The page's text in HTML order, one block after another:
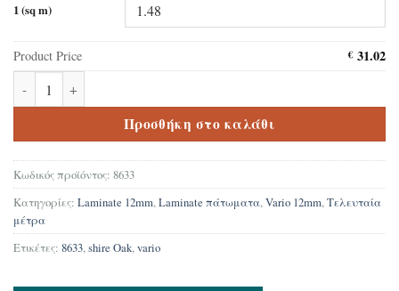
1 (sq m)
Product Price €31.02
Δάπεδο Laminate Krono original Vario Shire Oak 8633 ποσότητα
Προσθήκη στο καλάθι
Κωδικός προϊόντος: 8633
Κατηγορίες: Laminate 12mm,Laminate πάτωματα,Vario 12mm,Τελευταία
μέτρα
Ετικέτες: 8633,shire Oak,vario